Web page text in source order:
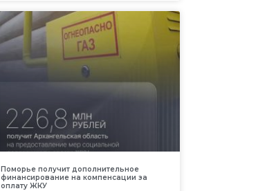
Поморье получит дополнительное
финансирование на компенсации за
оплату ЖКУ